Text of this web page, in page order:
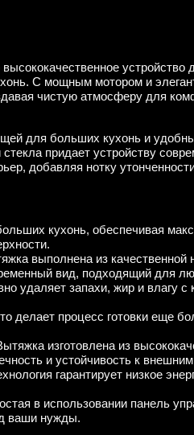
устройство
С мощным мотором и
чистую атмосферу для
для больших кухонь и
придает устройству
добавляя нотку
кухонь, обеспечивая
выполнена из
вид, подходящий для
удаляет запахи, жир и влагу с
делает процесс готовки еще
изготовлена из
и устойчивость к
гарантирует низкое
в использовании панель
ваши нужды.